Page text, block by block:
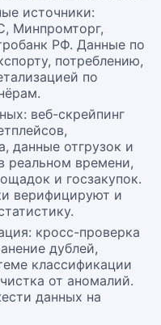
источники:
Минпромторг,
РФ. Данные по
потреблению,
по
веб-скрейпинг
данные отгрузок и
реальном времени,
и госзакупок.
верифицируют и
кросс-проверка
дублей,
классификации
от аномалий.
данных на